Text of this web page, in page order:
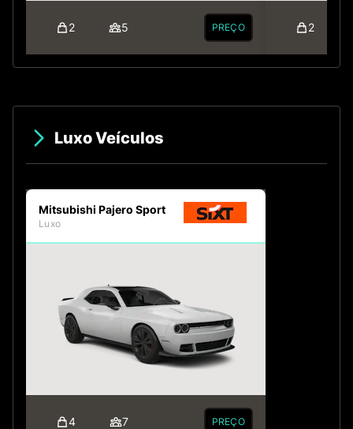
2 5 PREÇO 2
Luxo Veículos
Mitsubishi Pajero Sport
Luxo
4 7 PREÇO